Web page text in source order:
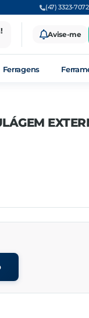
(47) 3323-7072
Avise-me
Ferragens